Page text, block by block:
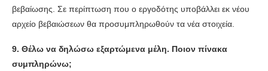
βεβαίωσης. Σε περίπτωση που ο εργοδότης υποβάλλει εκ νέου
αρχείο βεβαιώσεων θα προσυμπληρωθούν τα νέα στοιχεία.
9. Θέλω να δηλώσω εξαρτώμενα μέλη. Ποιον πίνακα
συμπληρώνω;